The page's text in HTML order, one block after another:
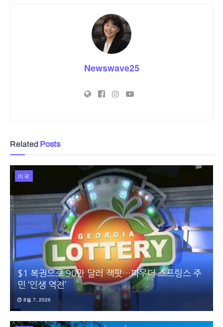
Newswave25
Related Posts
미국
$1 복권으로 90만 달러 잭팟…파우더 스프링스 주
민 ‘인생 역전’
8월 7, 2026